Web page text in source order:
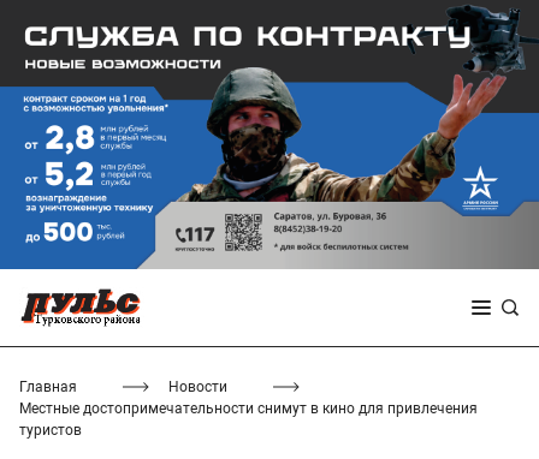
Главная
Новости
Местные достопримечательности снимут в кино для привлечения
туристов